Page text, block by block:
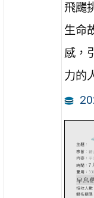
飛颺
生命
感，
力的